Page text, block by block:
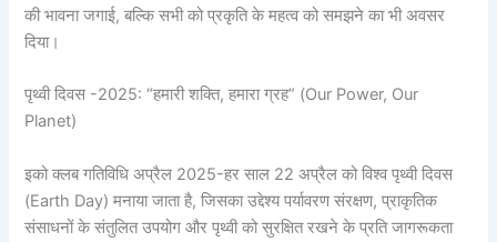
की भावना जगाई, बल्कि सभी को प्रकृति के महत्व को समझने का भी अवसर
दिया।
पृथ्वी दिवस -2025: “हमारी शक्ति, हमारा ग्रह” (Our Power, Our
Planet)
इको क्लब गतिविधि अप्रैल 2025-हर साल 22 अप्रैल को विश्व पृथ्वी दिवस
(Earth Day) मनाया जाता है, जिसका उद्देश्य पर्यावरण संरक्षण, प्राकृतिक
संसाधनों के संतुलित उपयोग और पृथ्वी को सुरक्षित रखने के प्रति जागरूकता